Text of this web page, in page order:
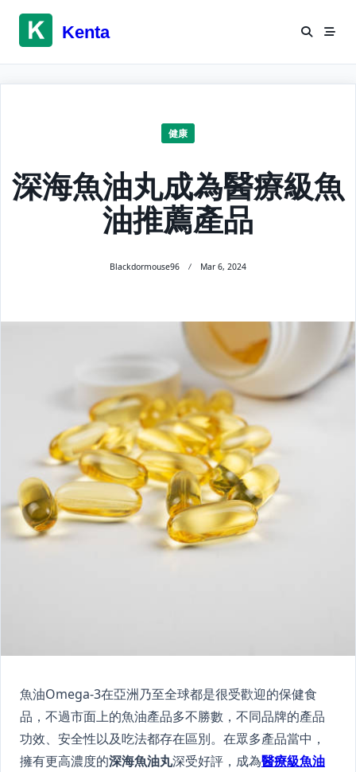
content
Kenta
健康
深海魚油丸成為醫療級魚
油推薦產品
Blackdormouse96 Mar 6, 2024
魚油Omega-3在亞洲乃至全球都是很受歡迎的保健食
品，不過市面上的魚油產品多不勝數，不同品牌的產品
功效、安全性以及吃法都存在區別。在眾多產品當中，
擁有更高濃度的深海魚油丸深受好評，成為醫療級魚油